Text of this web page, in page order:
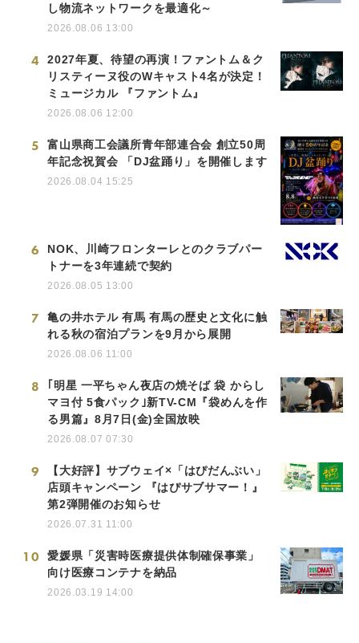
し物流ネットワークを最適化～
2026.08.06 13:00
4
2027年夏、待望の再演！ファントム＆ク
リスティーヌ役のWキャスト4名が決定！
ミュージカル 『ファントム』
2026.08.06 12:00
5
富山県商工会議所青年部連合会 創立50周
年記念祝賀会 「DJ盆踊り」を開催します
2026.08.04 15:25
6
NOK、川崎フロンターレとのクラブパー
トナーを3年連続で契約
2026.08.05 13:00
7
亀の井ホテル 有馬 有馬の歴史と文化に触
れる秋の宿泊プランを9月から展開
2026.08.06 11:00
8
｢明星 一平ちゃん夜店の焼そば 袋 からし
マヨ付 5食パック｣新TV-CM『袋めんを作
る男篇』8月7日(金)全国放映
2026.08.07 07:30
9
【大好評】サブウェイ×「はぴだんぶい」
店頭キャンペーン 『はぴサブサマー！』
第2弾開催のお知らせ
2026.07.31 11:00
10
愛媛県「災害時医療提供体制確保事業」
向け医療コンテナを納品
2026.03.19 14:00